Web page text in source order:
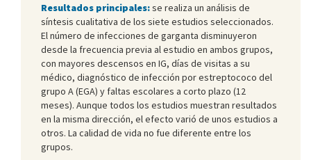
Resultados principales:se realiza un análisis de
síntesis cualitativa de los siete estudios seleccionados.
El número de infecciones de garganta disminuyeron
desde la frecuencia previa al estudio en ambos grupos,
con mayores descensos en IG, días de visitas a su
médico, diagnóstico de infección por estreptococo del
grupo A (EGA) y faltas escolares a corto plazo (12
meses). Aunque todos los estudios muestran resultados
en la misma dirección, el efecto varió de unos estudios a
otros. La calidad de vida no fue diferente entre los
grupos.